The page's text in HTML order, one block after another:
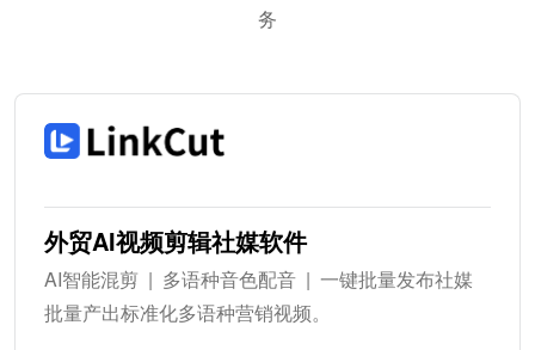
务
外贸AI视频剪辑社媒软件
AI智能混剪 | 多语种音色配音 | 一键批量发布社媒
批量产出标准化多语种营销视频。